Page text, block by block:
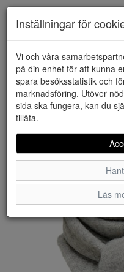
HEM JACQUELINE DE
Inställningar för
Vi och våra
på din enhet för att kunna
spara besöksstatistik och
marknadsföring. Utöver
sida ska fungera, kan du
tillåta.
Läs